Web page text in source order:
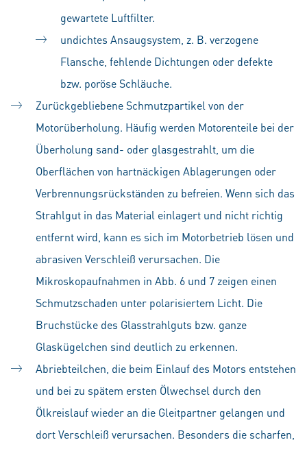
gewartete Luftfilter.
undichtes Ansaugsystem, z. B. verzogene
Flansche, fehlende Dichtungen oder defekte
bzw. poröse Schläuche.
Zurückgebliebene Schmutzpartikel von der
Motorüberholung. Häufig werden Motorenteile bei der
Überholung sand- oder glasgestrahlt, um die
Oberflächen von hartnäckigen Ablagerungen oder
Verbrennungsrückständen zu befreien. Wenn sich das
Strahlgut in das Material einlagert und nicht richtig
entfernt wird, kann es sich im Motorbetrieb lösen und
abrasiven Verschleiß verursachen. Die
Mikroskopaufnahmen in Abb. 6 und 7 zeigen einen
Schmutzschaden unter polarisiertem Licht. Die
Bruchstücke des Glasstrahlguts bzw. ganze
Glaskügelchen sind deutlich zu erkennen.
Abriebteilchen, die beim Einlauf des Motors entstehen
und bei zu spätem ersten Ölwechsel durch den
Ölkreislauf wieder an die Gleitpartner gelangen und
dort Verschleiß verursachen. Besonders die scharfen,